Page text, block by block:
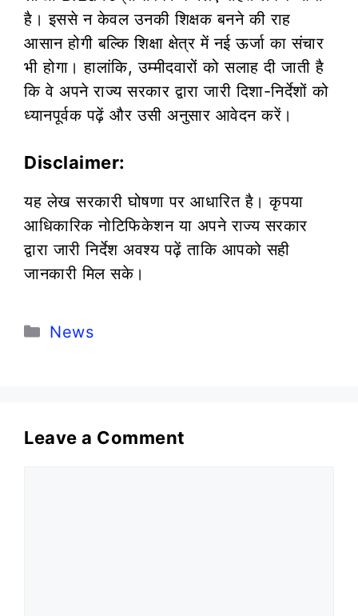
है। इससे न केवल उनकी शिक्षक बनने की राह
आसान होगी बल्कि शिक्षा क्षेत्र में नई ऊर्जा का संचार
भी होगा। हालांकि, उम्मीदवारों को सलाह दी जाती है
कि वे अपने राज्य सरकार द्वारा जारी दिशा-निर्देशों को
ध्यानपूर्वक पढ़ें और उसी अनुसार आवेदन करें।
Disclaimer:
यह लेख सरकारी घोषणा पर आधारित है। कृपया
आधिकारिक नोटिफिकेशन या अपने राज्य सरकार
द्वारा जारी निर्देश अवश्य पढ़ें ताकि आपको सही
जानकारी मिल सके।
Categories
News
Leave a Comment